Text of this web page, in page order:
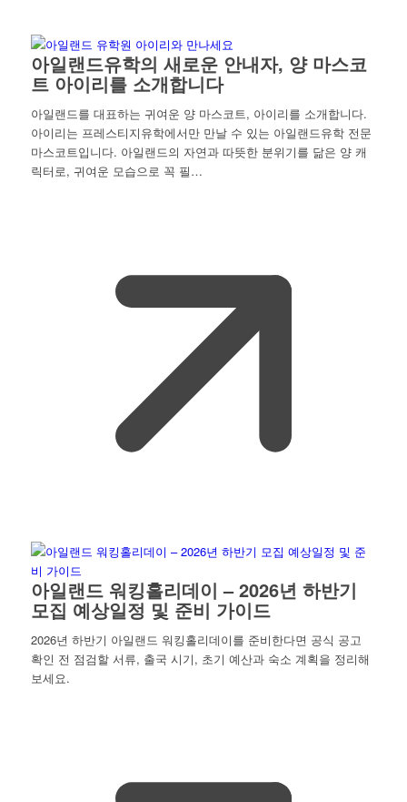
아일랜드유학의 새로운 안내자, 양 마스코
트 아이리를 소개합니다
아일랜드를 대표하는 귀여운 양 마스코트, 아이리를 소개합니다.
아이리는 프레스티지유학에서만 만날 수 있는 아일랜드유학 전문
마스코트입니다. 아일랜드의 자연과 따뜻한 분위기를 닮은 양 캐
릭터로, 귀여운 모습으로 꼭 필…
아일랜드 워킹홀리데이 – 2026년 하반기
모집 예상일정 및 준비 가이드
2026년 하반기 아일랜드 워킹홀리데이를 준비한다면 공식 공고
확인 전 점검할 서류, 출국 시기, 초기 예산과 숙소 계획을 정리해
보세요.